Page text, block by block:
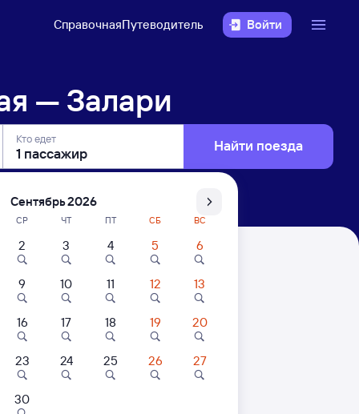
СправочнаяПутеводитель Войти
— Залари
Кто едет Найти поезда
Сентябрь 2026
СР ЧТ ПТ СБ ВС
2 3 4 5 6
9 10 11 12 13
16 17 18 19 20
23 24 25 26 27
30